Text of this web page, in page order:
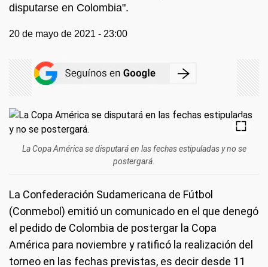
disputarse en Colombia".
20 de mayo de 2021 - 23:00
La Copa América se disputará en las fechas estipuladas y no se
postergará.
La Confederación Sudamericana de Fútbol
(Conmebol) emitió un comunicado en el que denegó
el pedido de Colombia de postergar la Copa
América para noviembre y ratificó la realización del
torneo en las fechas previstas, es decir desde 11